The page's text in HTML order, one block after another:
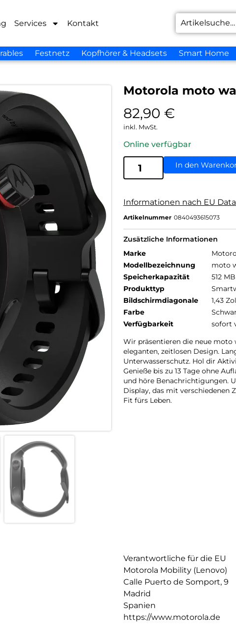
Services Kontakt
Festnetz Kopfhörer & Headsets Smart Home
Motorola moto
82,90 €
inkl. MwSt.
Online verfügbar
In den
Informationen nach EU
Artikelnummer 0840493615073
Zusätzliche Informationen
Marke
Modellbezeichnung
moto
Speicherkapazität
512 MB
Produkttyp
Bildschirmdiagonale
1,43
Farbe
Verfügbarkeit
sofort
Wir präsentieren die neue
eleganten, zeitlosen Design.
Unterwasserschutz. Hol dir
Genieße bis zu 13 Tage ohne
und höre Benachrichtigungen.
Display, das mit verschiedenen
Fit fürs Leben.
Verantwortliche für die EU
Motorola Mobility (Lenovo)
Calle Puerto de Somport, 9
Madrid
Spanien
https://www.motorola.de